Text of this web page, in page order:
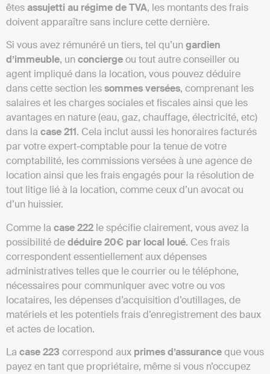
êtesassujetti au régime de TVA, les montants des frais
doivent apparaître sans inclure cette dernière.
Si vous avez rémunéré un tiers, tel qu’un gardien
d’immeuble, un conciergeou tout autre conseiller ou
agent impliqué dans la location, vous pouvez déduire
dans cette section lessommes versées, comprenant les
salaires et les charges sociales et fiscales ainsi que les
avantages en nature (eau, gaz, chauffage, électricité, etc)
dans la case 211. Cela inclut aussi les honoraires facturés
par votre expert-comptable pour la tenue de votre
comptabilité, les commissions versées à une agence de
location ainsi que les frais engagés pour la résolution de
tout litige lié à la location, comme ceux d’un avocat ou
d’un huissier.
Comme la case 222 le spécifie clairement, vous avez la
possibilité dedéduire 20€ par local loué. Ces frais
correspondent essentiellement aux dépenses
administratives telles que le courrier ou le téléphone,
nécessaires pour communiquer avec votre ou vos
locataires, les dépenses d’acquisition d’outillages, de
matériels et les potentiels frais d’enregistrement des baux
et actes de location.
La case 223 correspond aux primes d’assuranceque vous
payez en tant que propriétaire, même si vous n’occupez